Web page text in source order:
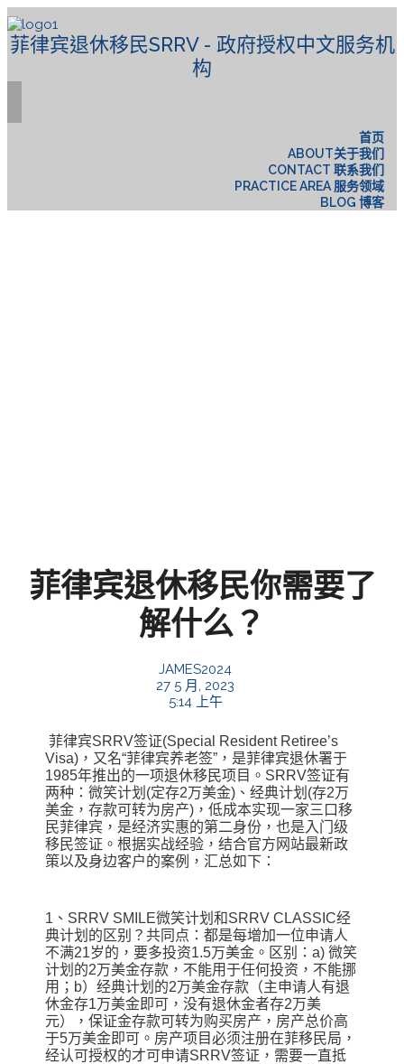
菲律宾退休移民SRRV - 政府授权中文服务机
构
首页
ABOUT关于我们
CONTACT 联系我们
PRACTICE AREA 服务领域
BLOG 博客
菲律宾退休移民你需要了
解什么？
JAMES2024
27 5 月, 2023
5:14 上午
菲律宾SRRV签证(Special Resident Retiree’s
Visa)，又名“菲律宾养老签”，是菲律宾退休署于
1985年推出的一项退休移民项目。SRRV签证有
两种：微笑计划(定存2万美金)、经典计划(存2万
美金，存款可转为房产)，低成本实现一家三口移
民菲律宾，是经济实惠的第二身份，也是入门级
移民签证。根据实战经验，结合官方网站最新政
策以及身边客户的案例，汇总如下：
1、SRRV SMILE微笑计划和SRRV CLASSIC经
典计划的区别？共同点：都是每增加一位申请人
不满21岁的，要多投资1.5万美金。区别：a) 微笑
计划的2万美金存款，不能用于任何投资，不能挪
用；b）经典计划的2万美金存款（主申请人有退
休金存1万美金即可，没有退休金者存2万美
元），保证金存款可转为购买房产，房产总价高
于5万美金即可。房产项目必须注册在菲移民局，
经认可授权的才可申请SRRV签证，需要一直抵